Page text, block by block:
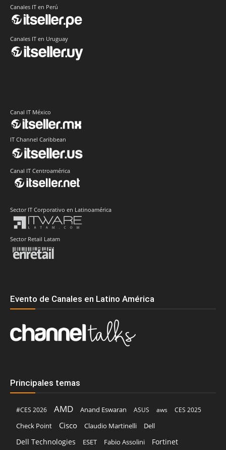
Canales IT en Perú
Canales IT en Uruguay
Canal IT México
IT Channel Caribbean
Canal IT Centroamérica
Sector IT Corporativo en Latinoamérica
Sector Retail Latam
Evento de Canales en Latino América
Principales temas
#CES 2026 AMD Anand Eswaran ASUS aws
CES 2025
Check Point
Cisco Claudio Martinelli Dell
Dell Technologies ESET Fabio Assolini Fortinet